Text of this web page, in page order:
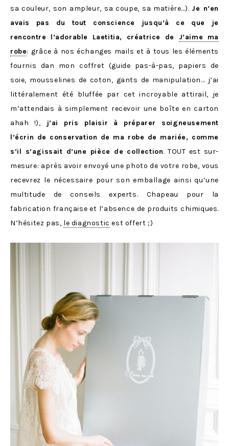
sa couleur, son ampleur, sa coupe, sa matière…). Je n’en
avais pas du tout conscience jusqu’à ce que je
rencontre l’adorable Laetitia, créatrice de J’aime ma
robe: grâce à nos échanges mails et à tous les éléments
fournis dan mon coffret (guide pas-à-pas, papiers de
soie, mousselines de coton, gants de manipulation… j’ai
littéralement été bluffée par cet incroyable attirail, je
m’attendais à simplement recevoir une boîte en carton
ahah !), j’ai pris plaisir à préparer soigneusement
l’écrin de conservation de ma robe de mariée, comme
s’il s’agissait d’une pièce de collection. TOUT est sur-
mesure: après avoir envoyé une photo de votre robe, vous
recevrez le nécessaire pour son emballage ainsi qu’une
multitude de conseils experts. Chapeau pour la
fabrication française et l’absence de produits chimiques.
N’hésitez pas, le diagnostic est offert ;)